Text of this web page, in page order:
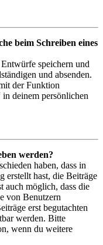
beim Schreiben eines
speichern und
und absenden.
der Funktion
deinem persönlichen
werden?
haben, dass in
erstellt hast, die Beiträge
auch möglich, dass die
von Benutzern
erst begutachten
werden. Bitte
wenn du weitere